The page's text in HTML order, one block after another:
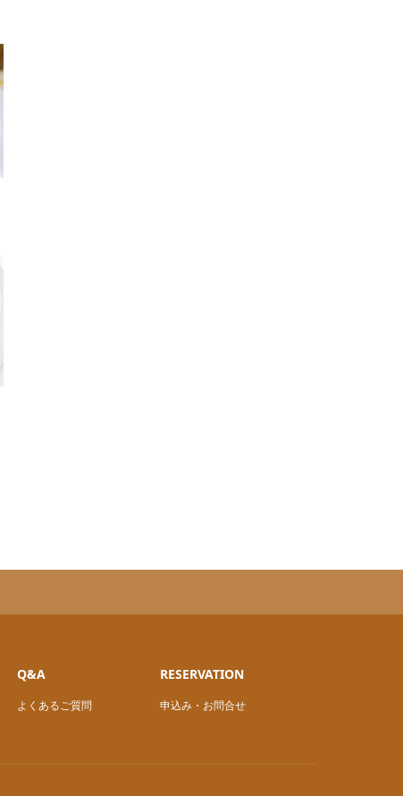
Q&A
よくあるご質問
RESERVATION
申込み・お問合せ